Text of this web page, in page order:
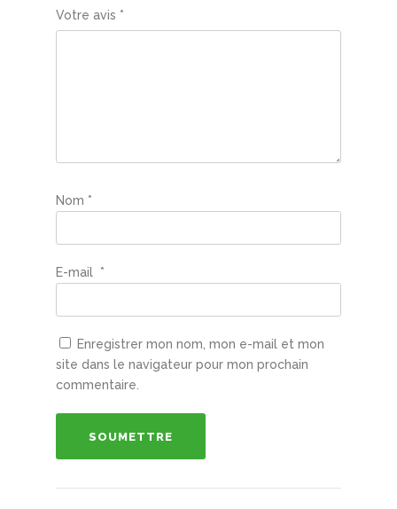
Votre avis *
Nom *
E-mail *
Enregistrer mon nom, mon e-mail et mon
site dans le navigateur pour mon prochain
commentaire.